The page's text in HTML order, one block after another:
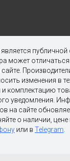
может
изменения в
и комплектацию
уведомления.
на сайте
о наличии,
или в Telegram.